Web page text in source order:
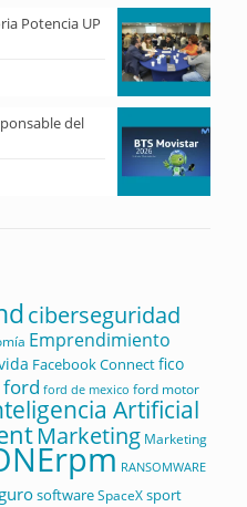
Potencia UP
del
ciberseguridad
Emprendimiento
Facebook Connectfico
ford ford de mexico ford motor
Artificial
Marketing Marketing
RANSOMWARE
softwareSpaceXsport